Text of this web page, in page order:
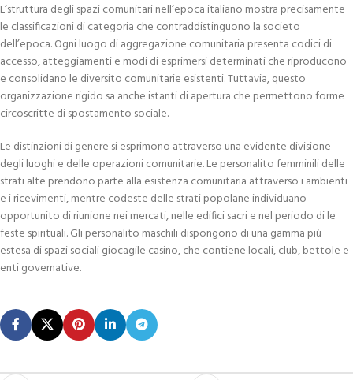
L’struttura degli spazi comunitari nell’epoca italiano mostra precisamente
le classificazioni di categoria che contraddistinguono la societo
dell’epoca. Ogni luogo di aggregazione comunitaria presenta codici di
accesso, atteggiamenti e modi di esprimersi determinati che riproducono
e consolidano le diversito comunitarie esistenti. Tuttavia, questo
organizzazione rigido sa anche istanti di apertura che permettono forme
circoscritte di spostamento sociale.
Le distinzioni di genere si esprimono attraverso una evidente divisione
degli luoghi e delle operazioni comunitarie. Le personalito femminili delle
strati alte prendono parte alla esistenza comunitaria attraverso i ambienti
e i ricevimenti, mentre codeste delle strati popolane individuano
opportunito di riunione nei mercati, nelle edifici sacri e nel periodo di le
feste spirituali. Gli personalito maschili dispongono di una gamma più
estesa di spazi sociali giocagile casino, che contiene locali, club, bettole e
enti governative.